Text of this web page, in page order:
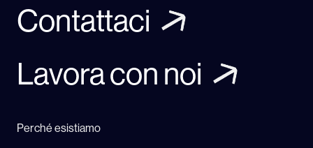
Contattaci
Lavora con noi
Perché esistiamo